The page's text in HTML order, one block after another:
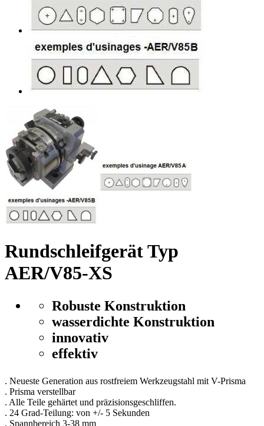
Rundschleifgerät Typ
AER/V85-XS
Robuste Konstruktion
wasserdichte Konstruktion
innovativ
effektiv
. Neueste Generation aus rostfreiem Werkzeugstahl mit V-Prisma
. Prisma verstellbar
. Alle Teile gehärtet und präzisionsgeschliffen.
. 24 Grad-Teilung: von +/- 5 Sekunden
. Spannbereich 3-38 mm